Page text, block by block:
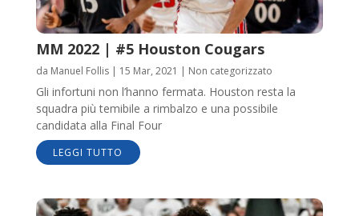
MM 2022 | #5 Houston Cougars
da Manuel Follis| 15 Mar, 2021 | Non categorizzato
Gli infortuni non l’hanno fermata. Houston resta la
squadra più temibile a rimbalzo e una possibile
candidata alla Final Four
LEGGI TUTTO